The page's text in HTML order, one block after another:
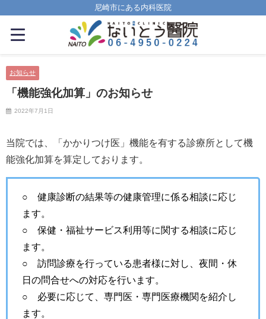
尼崎市にある内科医院
お知らせ
「機能強化加算」のお知らせ
2022年7月1日
当院では、「かかりつけ医」機能を有する診療所として機
能強化加算を算定しております。
○ 健康診断の結果等の健康管理に係る相談に応じ
ます。
○ 保健・福祉サービス利用等に関する相談に応じ
ます。
○ 訪問診療を行っている患者様に対し、夜間・休
日の問合せへの対応を行います。
○ 必要に応じて、専門医・専門医療機関を紹介し
ます。